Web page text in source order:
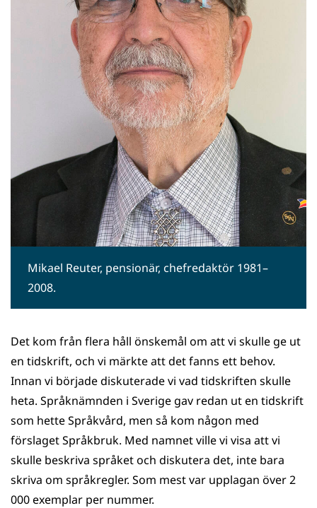
Mikael Reuter, pensionär, chefredaktör 1981–
2008.
Det kom från flera håll önskemål om att vi skulle ge ut
en tidskrift, och vi märkte att det fanns ett behov.
Innan vi började diskuterade vi vad tidskriften skulle
heta. Språknämnden i Sverige gav redan ut en tidskrift
som hette Språkvård, men så kom någon med
förslaget Språkbruk. Med namnet ville vi visa att vi
skulle beskriva språket och diskutera det, inte bara
skriva om språkregler. Som mest var upplagan över 2
000 exemplar per nummer.